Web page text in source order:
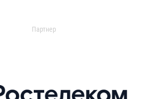
Партнер